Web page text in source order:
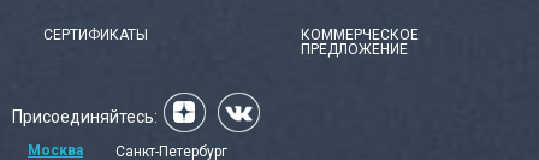
СЕРТИФИКАТЫ
КОММЕРЧЕСКОЕ
ПРЕДЛОЖЕНИЕ
Присоединяйтесь:
Москва Санкт-Петербург